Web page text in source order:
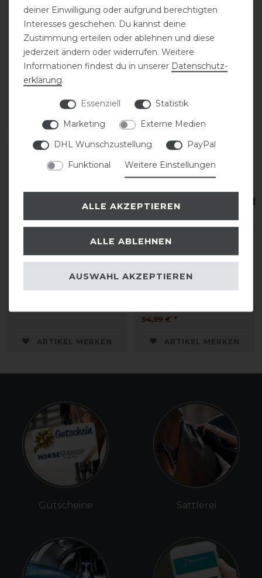
Stübben Gurtzügel
schmal 5 Lederstege
und Zaumhaken
ARTIKEL MERKEN
Stübben Gurtzügel
schmal 5 Lederstege
und Zaumhaken
79,00 € *
ARTIKEL MERKEN
Hans Melzer Gurtzügel
ARTIKEL MERKEN
Dyon New English
94,99 € *
ARTIKEL MERKEN
Gutscheine Sattlerei
deiner Einwilligung oder aufgrund berechtigten
Interesses geschehen. Du kannst deine
Zustimmung erteilen oder ablehnen und diese
jederzeit ändern oder widerrufen. Weitere
Informationen findest du in unserer Daten­schutz­
erklärung.
Essenziell
Statistik
Marketing
Externe Medien
DHL Wunschzustellung
PayPal
Funktional
Weitere Einstellungen
ALLE AKZEPTIEREN
ALLE ABLEHNEN
AUSWAHL AKZEPTIEREN